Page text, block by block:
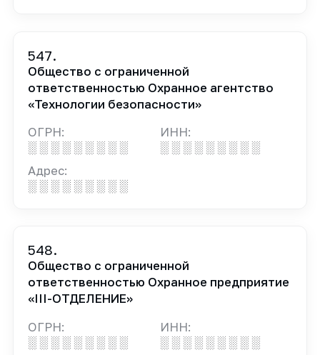
547.
Общество с ограниченной
ответственностью Охранное агентство
«Технологии безопасности»
ОГРН:
░ ░ ░ ░ ░ ░ ░ ░ ░
ИНН:
░ ░ ░ ░ ░ ░ ░ ░ ░
Адрес:
░ ░ ░ ░ ░ ░ ░ ░ ░
548.
Общество с ограниченной
ответственностью Охранное предприятие
«III-ОТДЕЛЕНИЕ»
ОГРН:
░ ░ ░ ░ ░ ░ ░ ░ ░
ИНН:
░ ░ ░ ░ ░ ░ ░ ░ ░